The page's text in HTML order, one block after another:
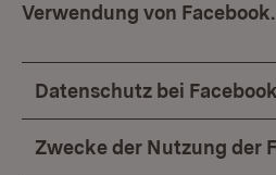
Verwendung von Facebook.
Datenschutz bei Facebook
Zwecke der Nutzung der